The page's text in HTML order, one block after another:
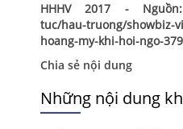
HHHV 2017 - Nguồn:
tuc/hau-truong/showbiz-
hoang-my-khi-hoi-ngo-
Chia sẻ nội dung
Những nội dung